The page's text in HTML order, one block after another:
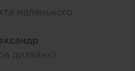
маленького
дизайн»)